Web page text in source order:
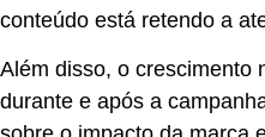
conteúdo está retendo a
Além disso, o crescimento
durante e após a